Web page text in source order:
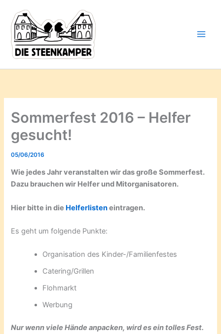
Inhalt
springen
Sommerfest 2016 – Helfer
gesucht!
05/06/2016
Wie jedes Jahr veranstalten wir das große Sommerfest.
Dazu brauchen wir Helfer und Mitorganisatoren.
Hier bitte in die Helferlisteneintragen.
Es geht um folgende Punkte:
Organisation des Kinder-/Familienfestes
Catering/Grillen
Flohmarkt
Werbung
Nur wenn viele Hände anpacken, wird es ein tolles Fest.
deine
Mail-
Adresse
ein ...